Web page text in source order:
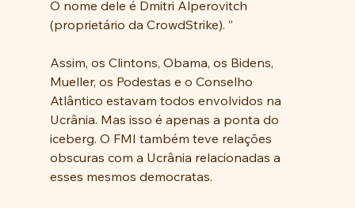
O nome dele é Dmitri Alperovitch
(proprietário da CrowdStrike). ”
Assim, os Clintons, Obama, os Bidens,
Mueller, os Podestas e o Conselho
Atlântico estavam todos envolvidos na
Ucrânia. Mas isso é apenas a ponta do
iceberg. O FMI também teve relações
obscuras com a Ucrânia relacionadas a
esses mesmos democratas.